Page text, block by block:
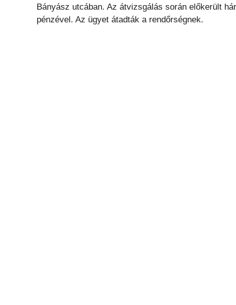
Bányász utcában. Az átvizsgálás során előkerült
pénzével. Az ügyet átadták a rendőrségnek.